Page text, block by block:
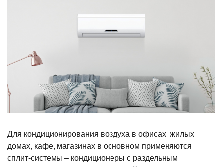
Для кондиционирования воздуха в офисах, жилых
домах, кафе, магазинах в основном применяются
сплит-системы – кондиционеры с раздельным